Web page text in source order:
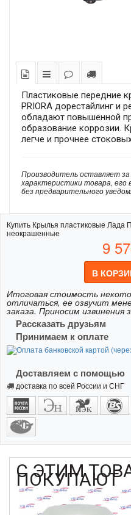
Пластиковые передние
PRIORA дорестайлинг и
обладают повышенной
образование коррозии.
легче и прочнее
Производитель оставляет
характеристики товара, его
без предварительного
Купить Крылья пластиковые Лада
неокрашенные
9
В
Итоговая стоимость
отличаться, ее озвучит
заказа. Приносим извинения
Рассказать друзьям
Принимаем к оплате
Доставляем с помощью
доставка по всей России и СНГ
С ЭТИМ
ПОКУПАЮТ